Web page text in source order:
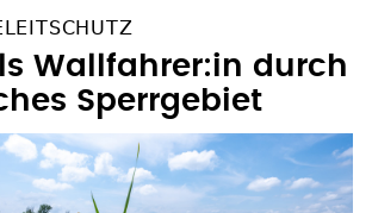
Wallfahrer:in durch
Sperrgebiet